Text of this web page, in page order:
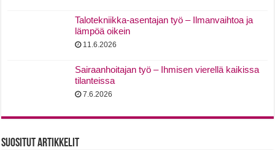
Talotekniikka-asentajan työ – Ilmanvaihtoa ja
lämpöä oikein
11.6.2026
Sairaanhoitajan työ – Ihmisen vierellä kaikissa
tilanteissa
7.6.2026
Suositut Artikkelit